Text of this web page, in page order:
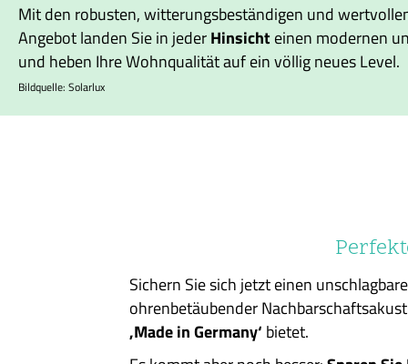
Mit den robusten, witterungsbeständigen und
Angebot landen Sie in jederHinsichteinen modernen
und heben Ihre Wohnqualität auf ein völlig neues Level.
Bildquelle: Solarlux
Sichern Sie sich jetzt einen
ohrenbetäubender
‚Made in Germany‘ bietet.